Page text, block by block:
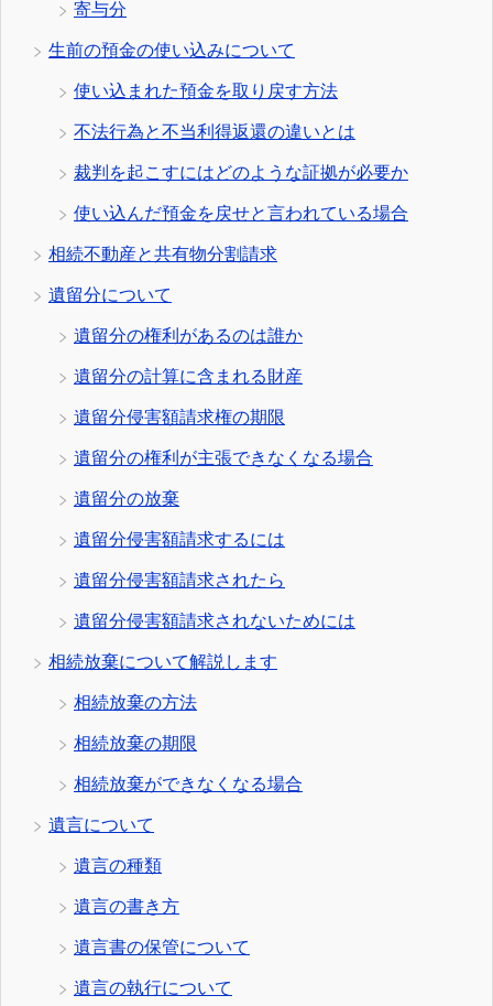
寄与分
生前の預金の使い込みについて
使い込まれた預金を取り戻す方法
不法行為と不当利得返還の違いとは
裁判を起こすにはどのような証拠が必要か
使い込んだ預金を戻せと言われている場合
相続不動産と共有物分割請求
遺留分について
遺留分の権利があるのは誰か
遺留分の計算に含まれる財産
遺留分侵害額請求権の期限
遺留分の権利が主張できなくなる場合
遺留分の放棄
遺留分侵害額請求するには
遺留分侵害額請求されたら
遺留分侵害額請求されないためには
相続放棄について解説します
相続放棄の方法
相続放棄の期限
相続放棄ができなくなる場合
遺言について
遺言の種類
遺言の書き方
遺言書の保管について
遺言の執行について